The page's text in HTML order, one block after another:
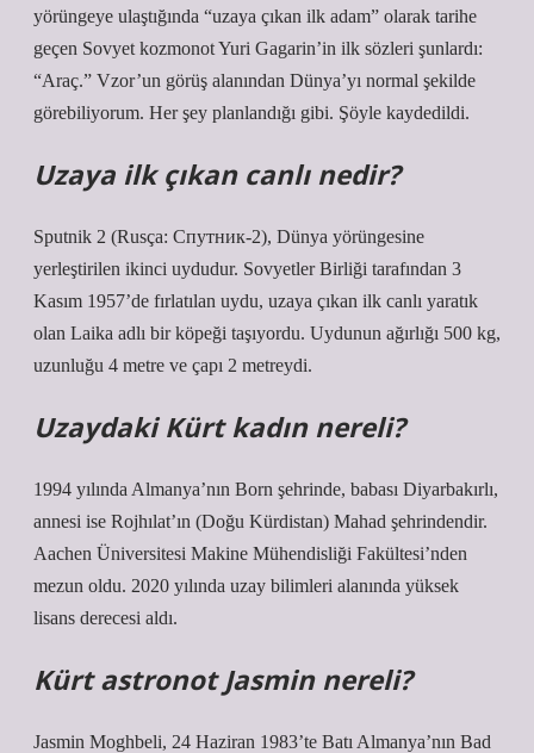
yörüngeye ulaştığında “uzaya çıkan ilk adam” olarak tarihe
geçen Sovyet kozmonot Yuri Gagarin’in ilk sözleri şunlardı:
“Araç.” Vzor’un görüş alanından Dünya’yı normal şekilde
görebiliyorum. Her şey planlandığı gibi. Şöyle kaydedildi.
Uzaya ilk çıkan canlı nedir?
Sputnik 2 (Rusça: Спутник-2), Dünya yörüngesine
yerleştirilen ikinci uydudur. Sovyetler Birliği tarafından 3
Kasım 1957’de fırlatılan uydu, uzaya çıkan ilk canlı yaratık
olan Laika adlı bir köpeği taşıyordu. Uydunun ağırlığı 500 kg,
uzunluğu 4 metre ve çapı 2 metreydi.
Uzaydaki Kürt kadın nereli?
1994 yılında Almanya’nın Born şehrinde, babası Diyarbakırlı,
annesi ise Rojhılat’ın (Doğu Kürdistan) Mahad şehrindendir.
Aachen Üniversitesi Makine Mühendisliği Fakültesi’nden
mezun oldu. 2020 yılında uzay bilimleri alanında yüksek
lisans derecesi aldı.
Kürt astronot Jasmin nereli?
Jasmin Moghbeli, 24 Haziran 1983’te Batı Almanya’nın Bad